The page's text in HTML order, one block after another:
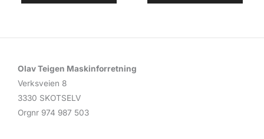
Olav Teigen Maskinforretning
Verksveien 8
3330 SKOTSELV
Orgnr 974 987 503